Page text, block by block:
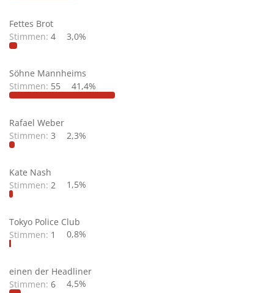
Fettes Brot
Stimmen: 4 3,0%
Söhne Mannheims
Stimmen: 55 41,4%
Rafael Weber
Stimmen: 3 2,3%
Kate Nash
Stimmen: 2 1,5%
Tokyo Police Club
Stimmen: 1 0,8%
einen der Headliner
Stimmen: 6 4,5%